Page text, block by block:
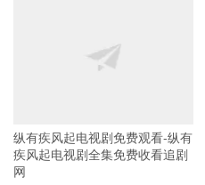
纵有疾风起电视剧免费观看-纵有
疾风起电视剧全集免费收看追剧
网